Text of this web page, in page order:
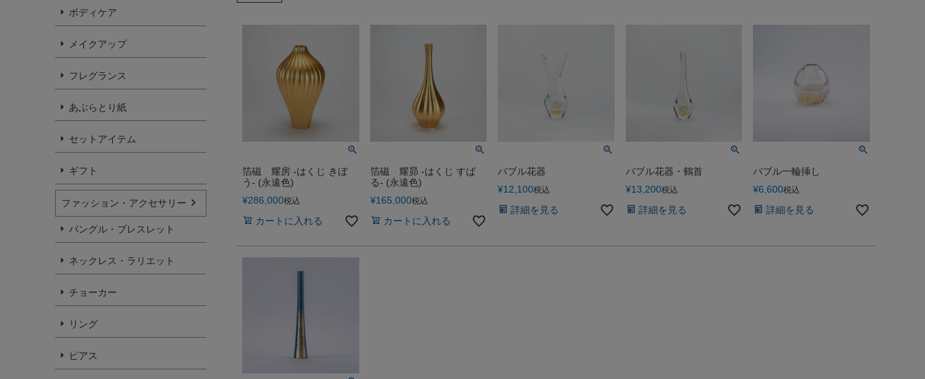
ボディケア
メイクアップ
フレグランス
あぶらとり紙
セットアイテム
ギフト
ファッション・アクセサリー
バングル・ブレスレット
ネックレス・ラリエット
チョーカー
リング
ピアス
箔磁 耀房 -はくじ きぼ
う- (永遠色)
¥286,000税込
カートに入れる
箔磁 耀昴 -はくじ すば
る- (永遠色)
¥165,000税込
カートに入れる
バブル花器
¥12,100税込
詳細を見る
バブル花器・鶴首
¥13,200税込
詳細を見る
バブル一輪挿し
¥6,600税込
詳細を見る